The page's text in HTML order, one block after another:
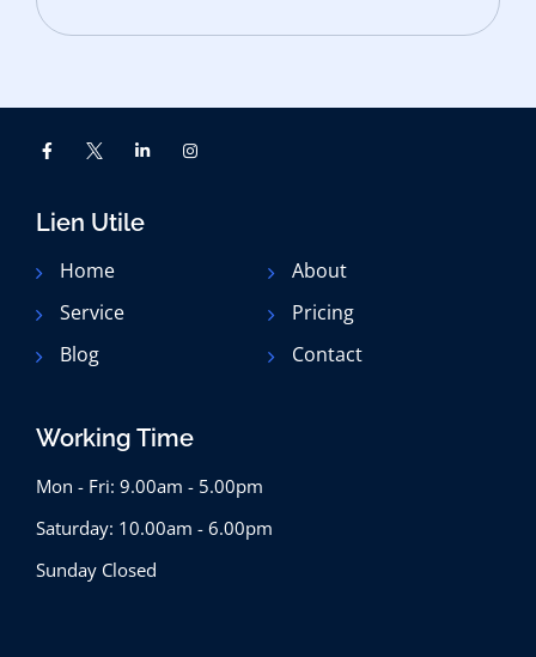
Lien Utile
Home
About
Service
Pricing
Blog
Contact
Working Time
Mon - Fri: 9.00am - 5.00pm
Saturday: 10.00am - 6.00pm
Sunday Closed